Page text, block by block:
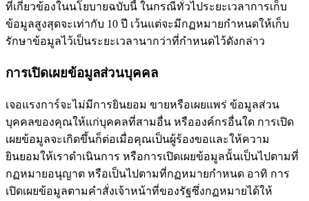
ที่เกี่ยวข้องในนโยบายฉบับนี้ ในกรณีทั่วไประยะเวลาการเก็บ
ข้อมูลสูงสุดจะเท่ากับ 10 ปี เว้นแต่จะมีกฏหมายกำหนดให้เก็บ
รักษาข้อมูลไว้เป็นระยะเวลานากว่าที่กำหนดไว้ดังกล่าว
การเปิดเผยข้อมูลส่วนบุคคล
เจอแรงการ์จะไม่มีการยินยอม ขายหรือเผยแพร่ ข้อมูลส่วน
บุคคลของคุณให้แก่บุคคลที่สามอื่น หรือองค์กรอื่นใด การเปิด
เผยข้อมูลจะเกิดขึ้นก็ต่อเมื่อคุณเป็นผู้ร้องขอและให้ความ
ยินยอมให้เราดำเนินการ หรือการเปิดเผยข้อมูลนั้นเป็นไปตามที่
กฏหมายอนุญาต หรือเป็นไปตามที่กฏหมายกำหนด อาทิ การ
เปิดเผยข้อมูลตามคำสั่งเจ้าหน้าที่ของรัฐซึ่งกฏหมายได้ให้